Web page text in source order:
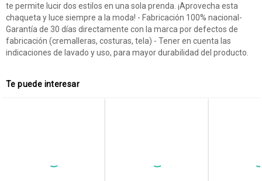
te permite lucir dos estilos en una sola prenda. ¡Aprovecha esta
chaqueta y luce siempre a la moda! - Fabricación 100% nacional-
Garantía de 30 días directamente con la marca por defectos de
fabricación (cremalleras, costuras, tela) - Tener en cuenta las
indicaciones de lavado y uso, para mayor durabilidad del producto.
Te puede interesar